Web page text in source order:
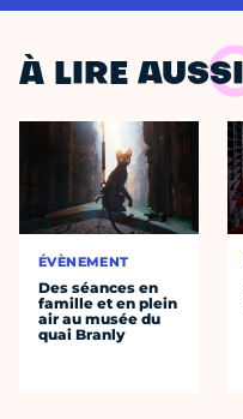
À LIRE AUSSI
ÉVÈNEMENT
Des séances en
famille et en plein
air au musée du
quai Branly